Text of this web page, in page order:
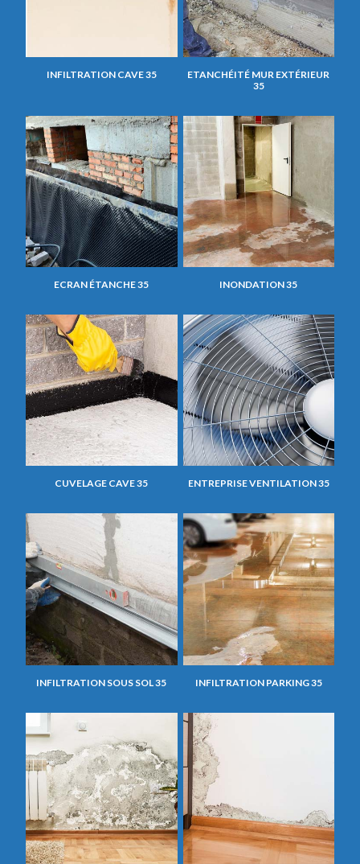
INFILTRATION CAVE 35
ETANCHÉITÉ MUR EXTÉRIEUR
35
ECRAN ÉTANCHE 35 INONDATION 35
CUVELAGE CAVE 35 ENTREPRISE VENTILATION 35
INFILTRATION SOUS SOL 35 INFILTRATION PARKING 35